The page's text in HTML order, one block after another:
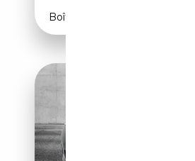
Boîte automatique